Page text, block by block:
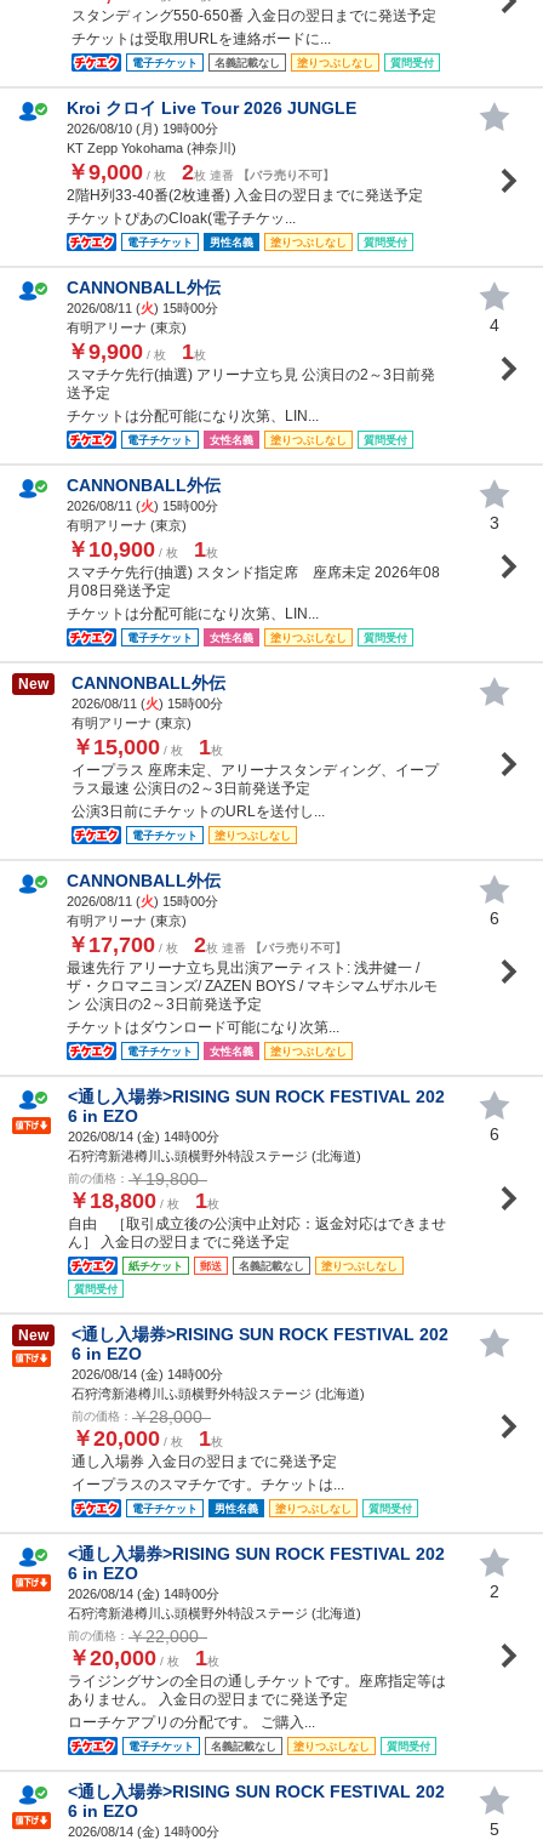
スタンディング550-650番 入金日の翌日までに発送予定
チケットは受取用URLを連絡ボードに...
電子チケット 名義記載なし 塗りつぶしなし 質問受付
Kroi クロイ Live Tour 2026 JUNGLE
2026/08/10 (月) 19時00分
KT Zepp Yokohama (神奈川)
￥9,000 / 枚 2枚 連番 【バラ売り不可】
2階H列33-40番(2枚連番) 入金日の翌日までに発送予定
チケットぴあのCloak(電子チケッ...
電子チケット 男性名義 塗りつぶしなし 質問受付
CANNONBALL外伝
2026/08/11 (火) 15時00分
有明アリーナ (東京)
￥9,900 / 枚 1枚
スマチケ先行(抽選) アリーナ立ち見 公演日の2～3日前発
送予定
チケットは分配可能になり次第、LIN...
電子チケット 女性名義 塗りつぶしなし 質問受付
4
CANNONBALL外伝
2026/08/11 (火) 15時00分
有明アリーナ (東京)
￥10,900 / 枚 1枚
スマチケ先行(抽選) スタンド指定席 座席未定 2026年08
月08日発送予定
チケットは分配可能になり次第、LIN...
電子チケット 女性名義 塗りつぶしなし 質問受付
3
New CANNONBALL外伝
2026/08/11 (火) 15時00分
有明アリーナ (東京)
￥15,000 / 枚 1枚
イープラス 座席未定、アリーナスタンディング、イープ
ラス最速 公演日の2～3日前発送予定
公演3日前にチケットのURLを送付し...
電子チケット 塗りつぶしなし
CANNONBALL外伝
2026/08/11 (火) 15時00分
有明アリーナ (東京)
￥17,700 / 枚 2枚 連番 【バラ売り不可】
最速先行 アリーナ立ち見出演アーティスト: 浅井健一 /
ザ・クロマニヨンズ/ ZAZEN BOYS / マキシマムザホルモ
ン 公演日の2～3日前発送予定
チケットはダウンロード可能になり次第...
電子チケット 女性名義 塗りつぶしなし
6
<通し入場券>RISING SUN ROCK FESTIVAL 202
6 in EZO
2026/08/14 (金) 14時00分
石狩湾新港樽川ふ頭横野外特設ステージ (北海道)
前の価格： ￥19,800
￥18,800 / 枚 1枚
自由 ［取引成立後の公演中止対応：返金対応はできませ
ん］ 入金日の翌日までに発送予定
紙チケット 郵送 名義記載なし
塗りつぶしなし
質問受付
6
New
<通し入場券>RISING SUN ROCK FESTIVAL 202
6 in EZO
2026/08/14 (金) 14時00分
石狩湾新港樽川ふ頭横野外特設ステージ (北海道)
前の価格： ￥28,000
￥20,000 / 枚 1枚
通し入場券 入金日の翌日までに発送予定
イープラスのスマチケです。チケットは...
電子チケット 男性名義 塗りつぶしなし 質問受付
<通し入場券>RISING SUN ROCK FESTIVAL 202
6 in EZO
2026/08/14 (金) 14時00分
石狩湾新港樽川ふ頭横野外特設ステージ (北海道)
前の価格： ￥22,000
￥20,000 / 枚 1枚
ライジングサンの全日の通しチケットです。座席指定等は
ありません。 入金日の翌日までに発送予定
ローチケアプリの分配です。 ご購入...
電子チケット 名義記載なし 塗りつぶしなし 質問受付
2
<通し入場券>RISING SUN ROCK FESTIVAL 202
6 in EZO
2026/08/14 (金) 14時00分
5